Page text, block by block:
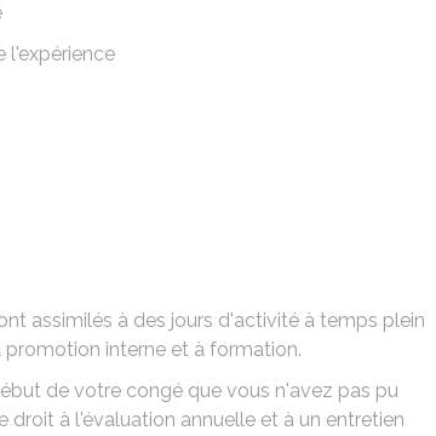
l'expérience
assimilés à des jours d'activité à temps plein
interne et à formation.
de votre congé que vous n'avez pas pu
droit à l'évaluation annuelle et à un entretien